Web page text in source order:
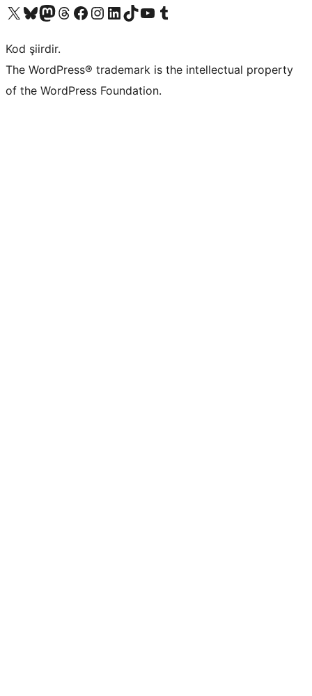
X (eski Twitter) hesabımıza bakın
Bluesky hesabımızı ziyaret edinMastodon hesabımızı ziyaret edinThreads hesabımızı ziyaret edinFacebook sayfamızı ziyaret edinInstagram hesabımızı ziyaret edinLinkedIn hesabımızı ziyaret edinTikTok hesabımızı ziyaret edinYouTube kanalımızı ziyaret edinTumblr hesabımızı ziyaret edin
Kod şiirdir.
The WordPress® trademark is the intellectual property
of the WordPress Foundation.